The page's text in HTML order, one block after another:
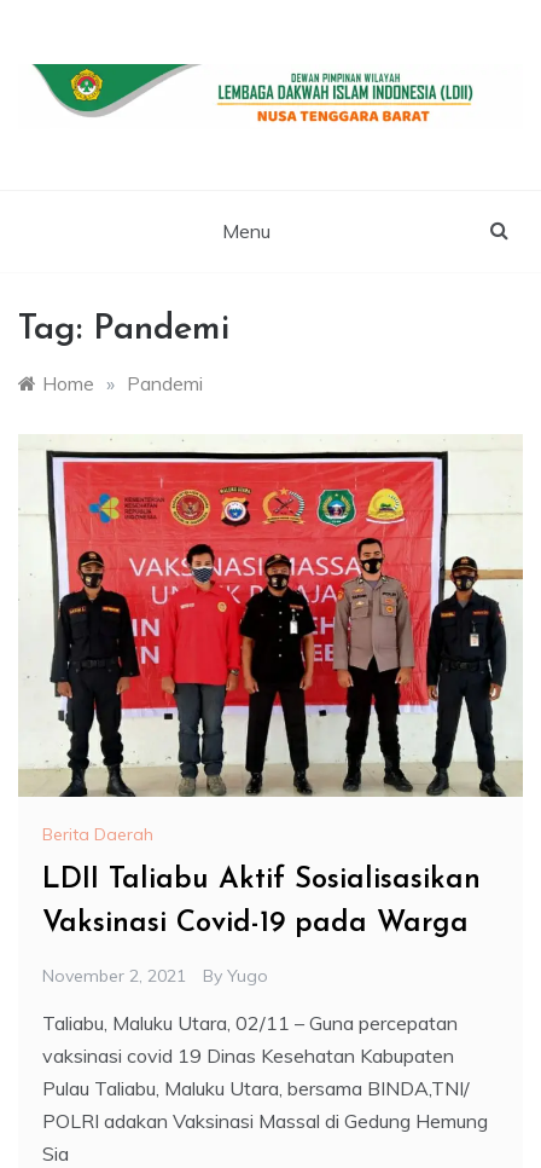
content
TENGGARA
BARAT
Menu
Tag: Pandemi
Home » Pandemi
Berita Daerah
LDII Taliabu Aktif Sosialisasikan
Vaksinasi Covid-19 pada Warga
November 2, 2021 By Yugo
Taliabu, Maluku Utara, 02/11 – Guna percepatan
vaksinasi covid 19 Dinas Kesehatan Kabupaten
Pulau Taliabu, Maluku Utara, bersama BINDA,TNI/
POLRI adakan Vaksinasi Massal di Gedung Hemung
Sia